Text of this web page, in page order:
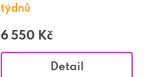
týdnů
6 550 Kč
Detail